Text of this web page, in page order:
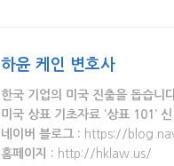
하윤 케인 변호사
한국 기업의 미국 진출을 돕습니
미국 상표 기초자료 ‘상표 101’
네이버 블로그 : https://
홈페이지 : http://hklaw.us/